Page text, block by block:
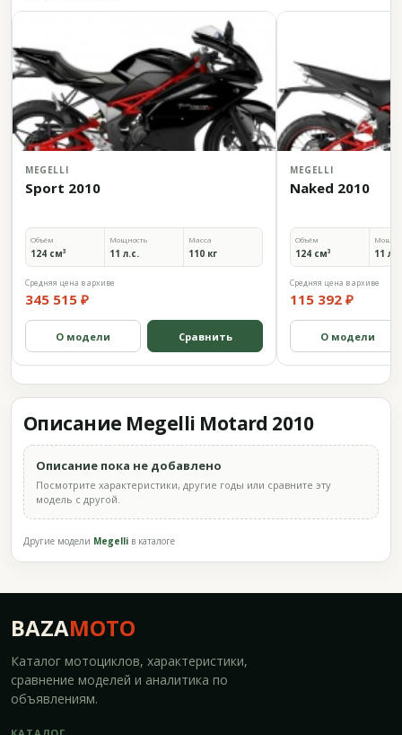
MEGELLI
Sport 2010
Объём
124 см³
Мощность
11 л.с.
Масса
110 кг
Средняя цена в архиве
345 515 ₽
О модели Сравнить
MEGELLI
Naked 2010
Объём
124 см³ 11
Средняя цена в архиве
115 392 ₽
О модели
Описание Megelli Motard 2010
Описание пока не добавлено
Посмотрите характеристики, другие годы или сравните эту
модель с другой.
Другие модели Megelli в каталоге
BAZAMOTO
Каталог мотоциклов, характеристики,
сравнение моделей и аналитика по
объявлениям.